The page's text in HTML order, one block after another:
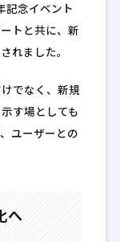
記念イベント
トと共に、新
れました。
でなく、新規
す場としても
ユーザーとの
へ